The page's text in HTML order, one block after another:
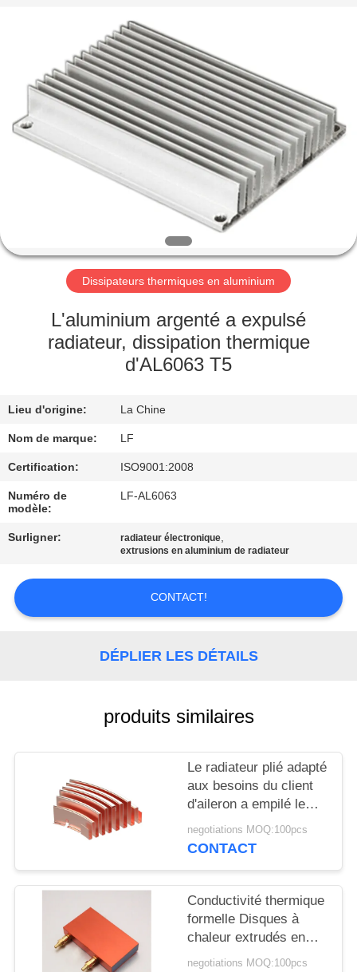
LA
MAISON
PRODUITS
VIDÉOS
PROPOS
VISITE
DE
L'USINE
CONTRÔLE
DE
QUALITÉ
DEMANDEZ
UN DEVIS
PLAN
PRIVACY
POLICY
Dissipateurs thermiques en aluminium
L'aluminium argenté a expulsé
radiateur, dissipation thermique
d'AL6063 T5
Lieu d'origine: La Chine
Nom de marque: LF
Certification: ISO9001:2008
Numéro de
modèle:
LF-AL6063
Surligner: radiateur électronique,
extrusions en aluminium de radiateur
CONTACT!
DÉPLIER LES DÉTAILS
produits similaires
Le radiateur plié adapté
aux besoins du client
d'aileron a empilé le
cuivre d'aileron pour
différentes formes
negotiations MOQ:100pcs
CONTACT
Conductivité thermique
formelle Disques à
chaleur extrudés en
aluminium avec finition
negotiations MOQ:100pcs